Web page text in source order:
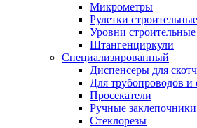
Микрометры
Рулетки строительные
Уровни строительные
Штангенциркули
Специализированный
Диспенсеры для
Для трубопроводов и
Просекатели
Ручные заклепочники
Стеклорезы